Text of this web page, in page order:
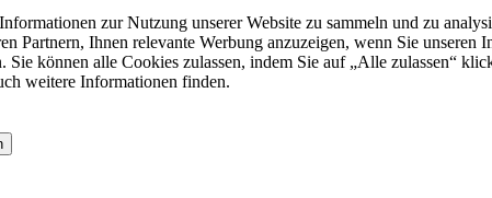
zur Nutzung unserer Website zu sammeln und zu
Partnern, Ihnen relevante Werbung anzuzeigen, wenn Sie
Sie können alle Cookies zulassen, indem Sie auf „Alle zulassen“
weitere Informationen finden.